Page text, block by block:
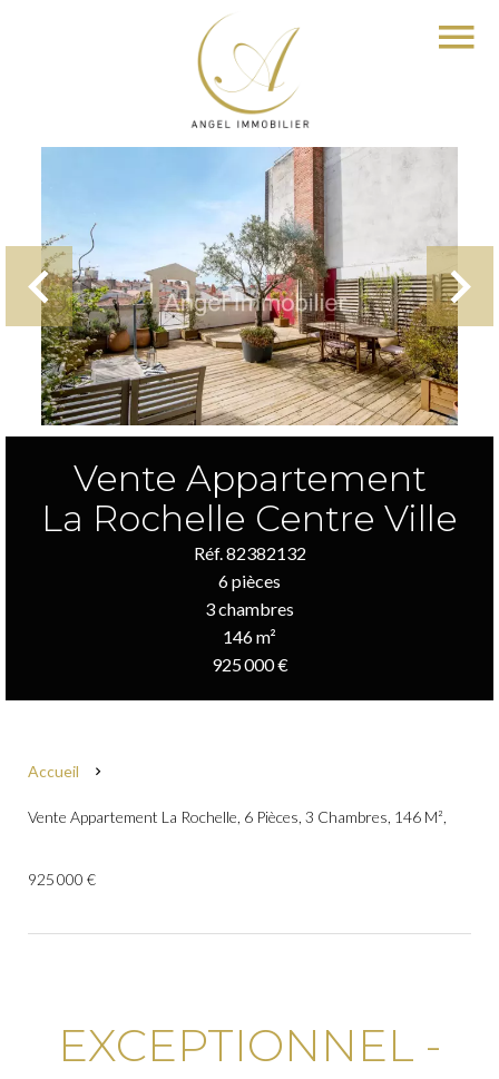
Vente Appartement
La Rochelle Centre Ville
Réf. 82382132
6 pièces
3 chambres
146 m²
925 000 €
Accueil
Vente Appartement La Rochelle, 6 Pièces, 3 Chambres, 146 M²,
925 000 €
EXCEPTIONNEL -